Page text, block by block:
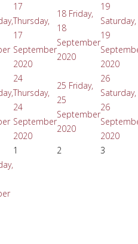
17
Thursday,
17
September
2020
18 Friday,
18
September
2020
19
Saturday,
19
2020
24
Thursday,
24
September
2020
25 Friday,
25
September
2020
26
Saturday,
26
2020
1 2 3